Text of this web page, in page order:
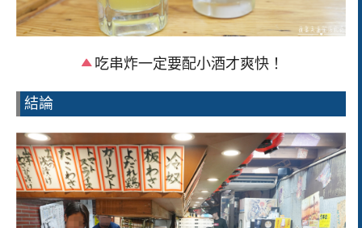
吃串炸一定要配小酒才爽快！
結論